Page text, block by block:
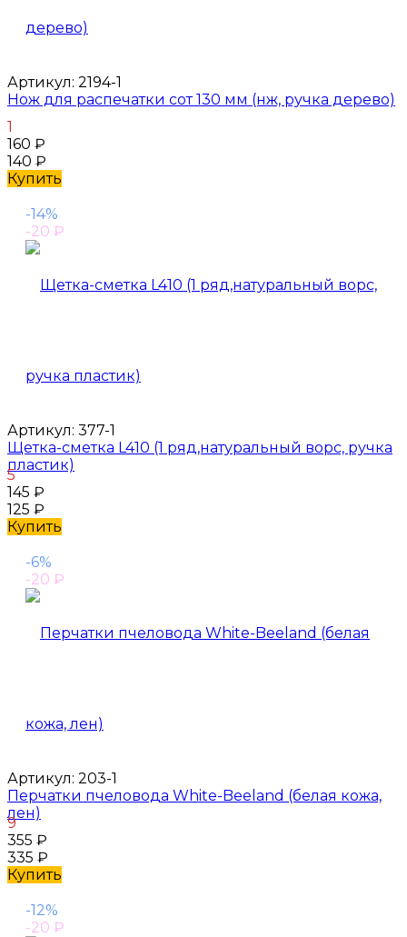
Артикул: 2194-1
Нож для распечатки сот 130 мм (нж, ручка дерево)
1
160 ₽
140 ₽
Купить
-14%
-20 ₽
Артикул: 377-1
Щетка-сметка L410 (1 ряд,натуральный ворс, ручка
пластик)
5
145 ₽
125 ₽
Купить
-6%
-20 ₽
Артикул: 203-1
Перчатки пчеловода White-Beeland (белая кожа,
лен)
9
355 ₽
335 ₽
Купить
-12%
-20 ₽